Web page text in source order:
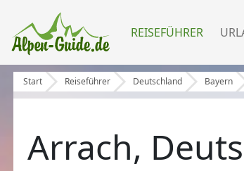
REISEFÜHRER
Start Reiseführer Deutschland Bayern
Arrach,